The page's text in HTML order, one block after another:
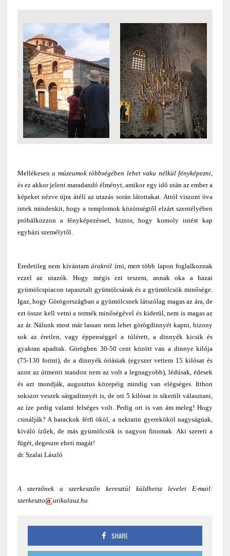
Mellékesena múzeumok többségében lehet vaku nélkül fényképezni,
és ez akkor jelent maradandó élményt, amikor egy idő után az ember a
képeket nézve újra átéli az utazás során látottakat. Attól viszont óva
intek mindenkit, hogy a templomok közönségtől elzárt szentélyében
próbálkozzon a fényképezéssel, biztos, hogy komoly intést kap
egyházi személytől.
Eredetileg nem kívántamárakról írni, mert több lapon foglalkoznak
ezzel az utazók. Hogy mégis ezt teszem, annak oka a hazai
gyümölcspiacon tapasztalt gyümölcsárak és a gyümölcsök minősége.
Igaz, hogy Görögországban a gyümölcsnek látszólag magas az ára, de
ezt össze kell vetni a termék minőségével és kiderül, nem is magas az
az ár. Nálunk most már lassan nem lehet görögdinnyét kapni, bizony
sok az éretlen, vagy éppenséggel a túlérett, a dinnyék kicsik és
gyakran apadtak. Görögben 30-50 cent között van a dinnye kilója
(75-130 forint), de a dinnyék óriásiak (egyszer vettem 15 kilósat és
azon az útmenti standon nem az volt a legnagyobb), lédúsak, édesek
és azt mondják, augusztus közepéig mindig van elégséges. Itthon
sokszor veszek sárgadinnyét is, de ott 5 kilósat is sikerült választani,
az íze pedig valami felséges volt. Pedig ott is van ám meleg! Hogy
csinálják? A barackok férfi ököl, a nektarin gyerekököl nagyságúak,
kiváló ízűek, de más gyümölcsök is nagyon finomak. Aki szereti a
fügét, degeszre eheti magát!
dr. Szalai László
A szerzőnek a szerkesztőn keresztül küldhetsz levelet E-mail:
szerkeszto
utikalauz.hu
SHARE